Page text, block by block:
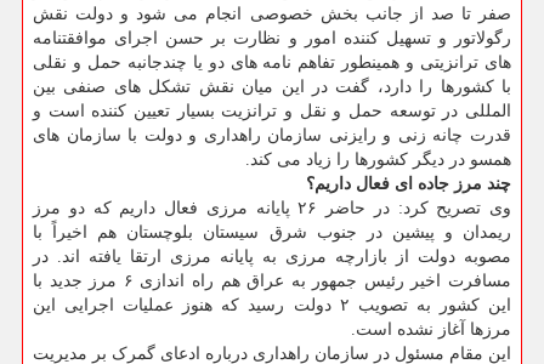
صفر تا صد از جانب بخش خصوصی انجام می شود و دولت نقش
رگولاتور و تسهیل کننده امور و نظارت بر حسن اجرای موافقتنامه
های ترانزیتی و همینطور تفاهم نامه های دو یا چندجانبه حمل و نقلی
با کشورها را دارد، گفت در این میان نقش تشکل های صنفی بین
المللی در توسعه حمل و نقل و ترانزیت بسیار تعیین کننده است و
قدرت چانه زنی و رایزنی سازمان راهداری و دولت با سازمان های
همسو در دیگر کشورها را زیاد می کند.
چند مرز جاده ای فعال داریم؟
وی تصریح کرد: در حاضر ۲۶ پایانه مرزی فعال داریم که دو مرز
ریمدان و پیشین در جنوب شرق سیستان بلوچستان هم اخیراً با
مصوبه دولت از بازارچه مرزی به پایانه مرزی ارتقا یافته اند. در
مسافرت اخیر رئیس جمهور به عراق هم راه اندازی ۶ مرز جدید با
این کشور به تصویب ۲ دولت رسید که هنوز عملیات اجرایی این
مرزها آغاز نشده است.
این مقام مسئول در سازمان راهداری درباره ادعای گمرک بر مدیریت